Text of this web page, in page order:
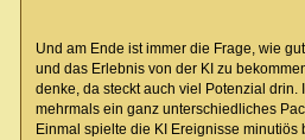
Und am Ende ist immer die Frage, wie
und das Erlebnis von der KI zu
denke, da steckt auch viel Potenzial drin.
mehrmals ein ganz unterschiedliches
Einmal spielte die KI Ereignisse minutiös